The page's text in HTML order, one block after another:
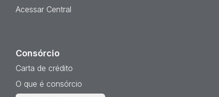
Acessar Central
Consórcio
Carta de crédito
O que é consórcio